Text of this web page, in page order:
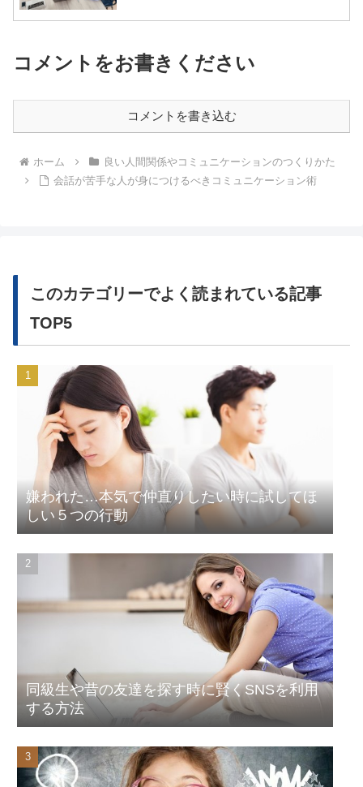
コメントをお書きください
コメントを書き込む
ホーム
良い人間関係やコミュニケーションのつくりかた
会話が苦手な人が身につけるべきコミュニケーション術
このカテゴリーでよく読まれている記事
TOP5
嫌われた…本気で仲直りしたい時に試してほ
しい５つの行動
同級生や昔の友達を探す時に賢くSNSを利用
する方法